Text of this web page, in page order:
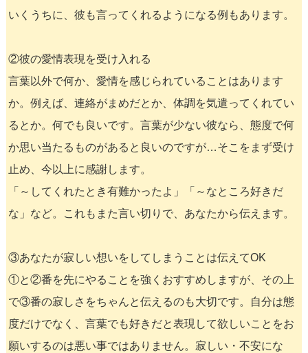
いくうちに、彼も言ってくれるようになる例もあります。
②彼の愛情表現を受け入れる
言葉以外で何か、愛情を感じられていることはあります
か。例えば、連絡がまめだとか、体調を気遣ってくれてい
るとか。何でも良いです。言葉が少ない彼なら、態度で何
か思い当たるものがあると良いのですが…そこをまず受け
止め、今以上に感謝します。
「～してくれたとき有難かったよ」「～なところ好きだ
な」など。これもまた言い切りで、あなたから伝えます。
③あなたが寂しい想いをしてしまうことは伝えてOK
①と②番を先にやることを強くおすすめしますが、その上
で③番の寂しさをちゃんと伝えるのも大切です。自分は態
度だけでなく、言葉でも好きだと表現して欲しいことをお
願いするのは悪い事ではありません。寂しい・不安にな